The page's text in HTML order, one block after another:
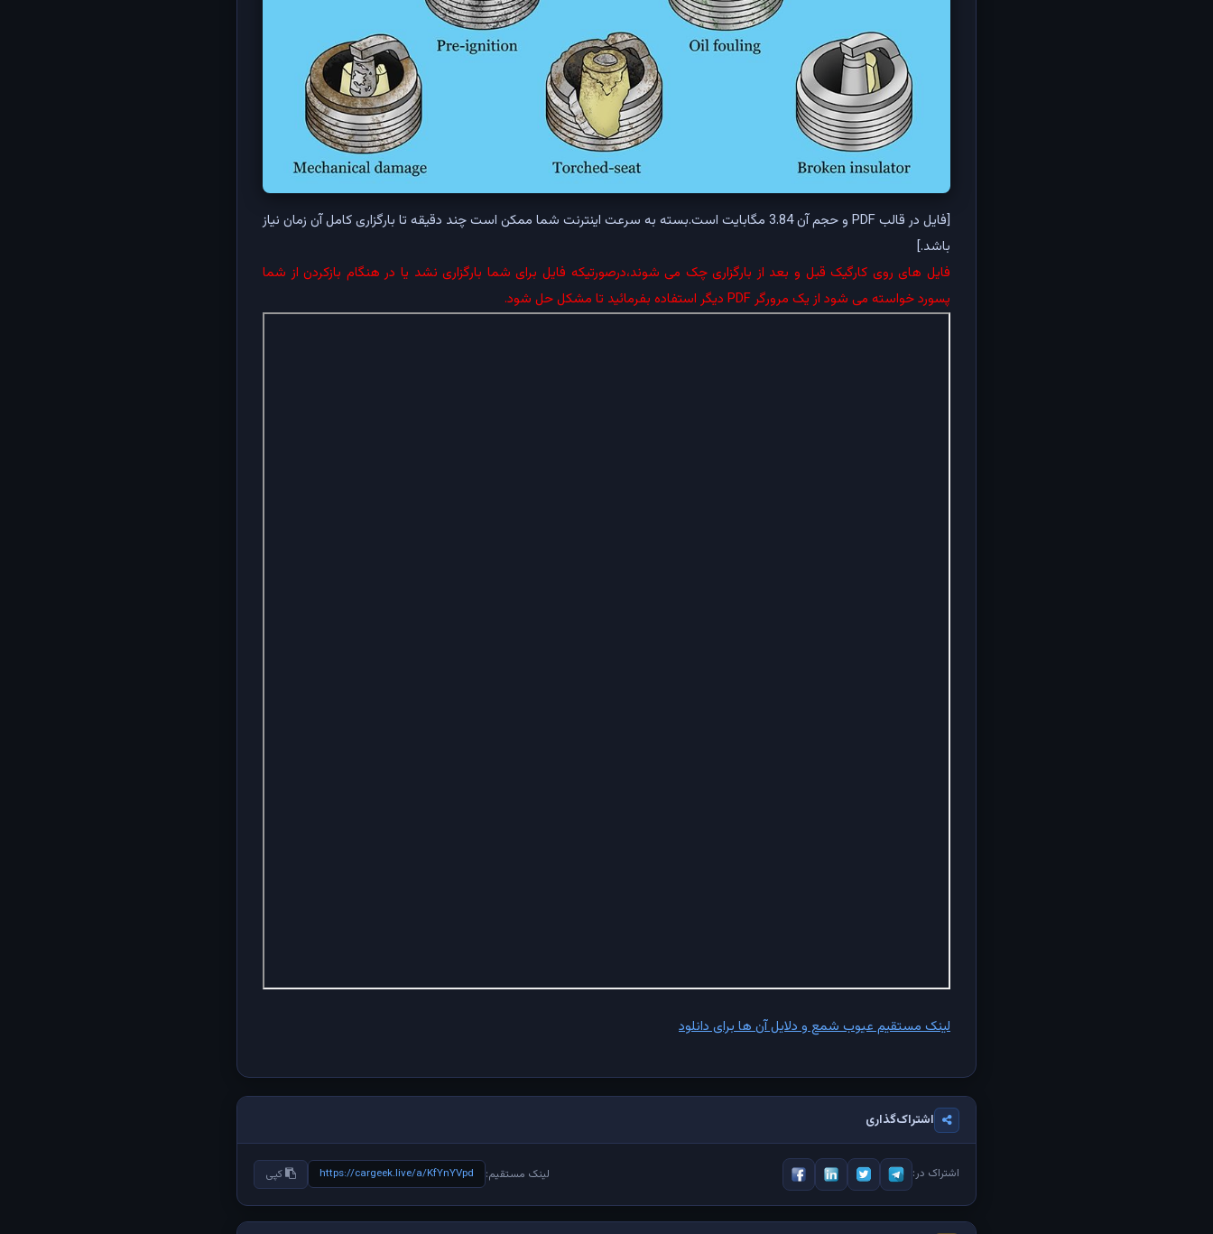
[فایل در قالب PDF و حجم آن 3.84 مگابایت است.بسته به سرعت اینترنت شما ممکن است چند دقیقه تا بارگزاری کامل آن زمان نیاز
باشد.]
فایل های روی کارگیک قبل و بعد از بارگزاری چک می شوند،درصورتیکه فایل برای شما بارگزاری نشد یا در هنگام بازکردن از شما
پسورد خواسته می شود از یک مرورگر PDF دیگر استفاده بفرمائید تا مشکل حل شود.
لینک مستقیم عیوب شمع و دلایل آن ها برای دانلود
اشتراک‌گذاری
اشتراک در: لینک مستقیم: https://cargeek.live/a/KfYnYVpd کپی